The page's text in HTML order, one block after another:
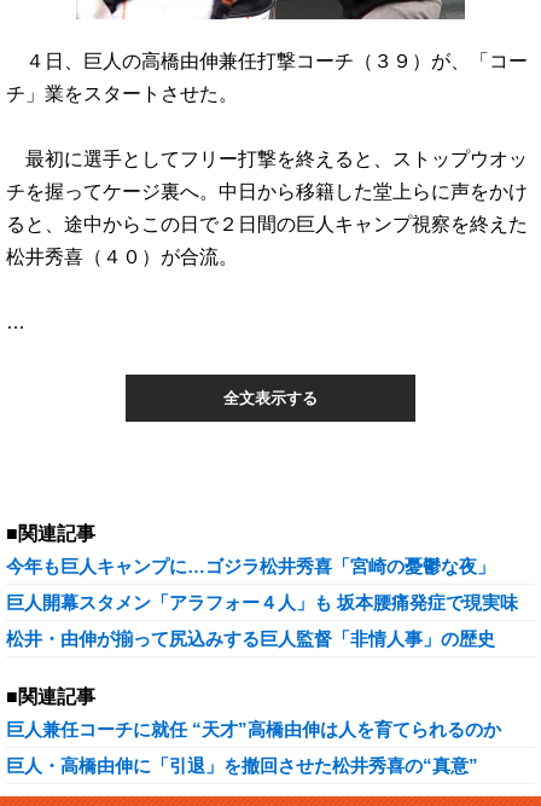
４日、巨人の高橋由伸兼任打撃コーチ（３９）が、「コー
チ」業をスタートさせた。
最初に選手としてフリー打撃を終えると、ストップウオッ
チを握ってケージ裏へ。中日から移籍した堂上らに声をかけ
ると、途中からこの日で２日間の巨人キャンプ視察を終えた
松井秀喜（４０）が合流。
…
全文表示する
■関連記事
今年も巨人キャンプに…ゴジラ松井秀喜「宮崎の憂鬱な夜」
巨人開幕スタメン「アラフォー４人」も 坂本腰痛発症で現実味
松井・由伸が揃って尻込みする巨人監督「非情人事」の歴史
■関連記事
巨人兼任コーチに就任 “天才”高橋由伸は人を育てられるのか
巨人・高橋由伸に「引退」を撤回させた松井秀喜の“真意”